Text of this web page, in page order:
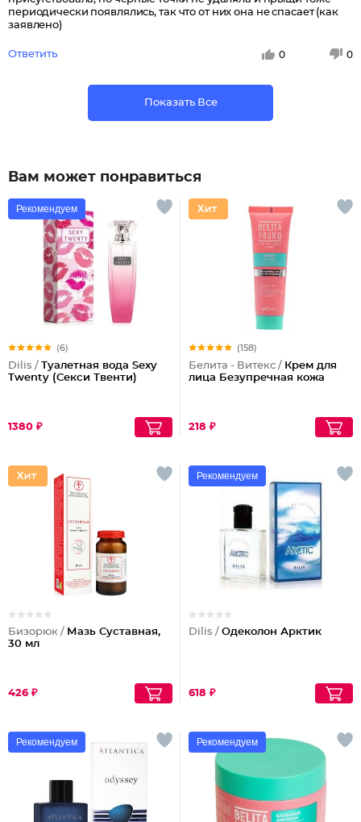
периодически появлялись, так что от них она не спасает (как
заявлено)
Ответить 0 0
Показать Все
Вам может понравиться
Рекомендуем
(6)
Dilis / Туалетная вода Sexy
Twenty (Секси Твенти)
1380 ₽
(158)
Белита - Витекс / Крем для
лица Безупречная кожа
218 ₽
Бизорюк / Мазь Суставная,
30 мл
426 ₽
Рекомендуем
Dilis / Одеколон Арктик
618 ₽
Рекомендуем Рекомендуем